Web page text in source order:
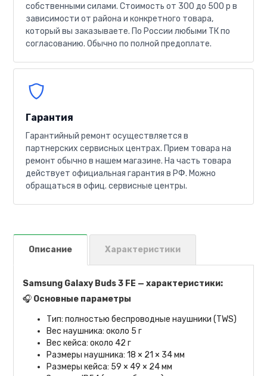
собственными силами. Стоимость от 300 до 500 р в
зависимости от района и конкретного товара,
который вы заказываете. По России любыми ТК по
согласованию. Обычно по полной предоплате.
Гарантия
Гарантийный ремонт осуществляется в
партнерских сервисных центрах. Прием товара на
ремонт обычно в нашем магазине. На часть товара
действует официальная гарантия в РФ. Можно
обращаться в офиц. сервисные центры.
Описание Характеристики
Samsung Galaxy Buds 3 FE — характеристики:
🎧 Основные параметры
Тип: полностью беспроводные наушники (TWS)
Вес наушника: около 5 г
Вес кейса: около 42 г
Размеры наушника: 18 × 21 × 34 мм
Размеры кейса: 59 × 49 × 24 мм